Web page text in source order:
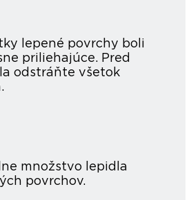
lepené povrchy boli
priliehajúce. Pred
odstráňte všetok
množstvo lepidla
povrchov.